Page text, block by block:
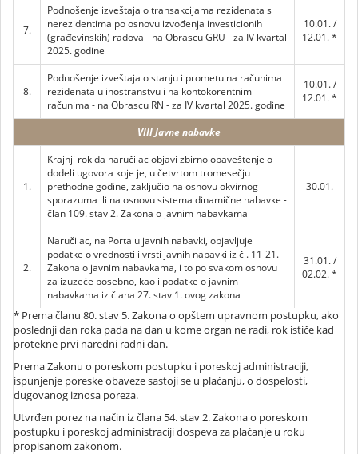
7.
Podnošenje izveštaja o transakcijama rezidenata s
nerezidentima po osnovu izvođenja investicionih
(građevinskih) radova - na Obrascu GRU - za IV kvartal
2025. godine
10.01. /
12.01. *
8.
Podnošenje izveštaja o stanju i prometu na računima
rezidenata u inostranstvu i na kontokorentnim
računima - na Obrascu RN - za IV kvartal 2025. godine
10.01. /
12.01. *
VIII Javne nabavke
1.
Krajnji rok da naručilac objavi zbirno obaveštenje o
dodeli ugovora koje je, u četvrtom tromesečju
prethodne godine, zaključio na osnovu okvirnog
sporazuma ili na osnovu sistema dinamične nabavke -
član 109. stav 2. Zakona o javnim nabavkama
30.01.
2.
Naručilac, na Portalu javnih nabavki, objavljuje
podatke o vrednosti i vrsti javnih nabavki iz čl. 11-21.
Zakona o javnim nabavkama, i to po svakom osnovu
za izuzeće posebno, kao i podatke o javnim
nabavkama iz člana 27. stav 1. ovog zakona
31.01. /
02.02. *
* Prema članu 80. stav 5. Zakona o opštem upravnom postupku, ako
poslednji dan roka pada na dan u kome organ ne radi, rok ističe kad
protekne prvi naredni radni dan.
Prema Zakonu o poreskom postupku i poreskoj administraciji,
ispunjenje poreske obaveze sastoji se u plaćanju, o dospelosti,
dugovanog iznosa poreza.
Utvrđen porez na način iz člana 54. stav 2. Zakona o poreskom
postupku i poreskoj administraciji dospeva za plaćanje u roku
propisanom zakonom.